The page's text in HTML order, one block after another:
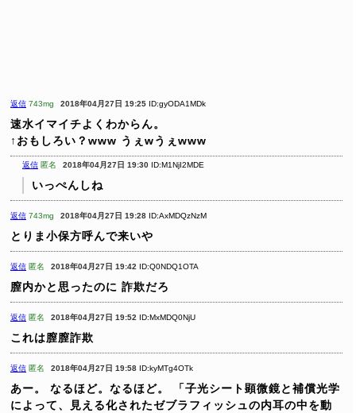
返信 743mg 2018年04月27日 19:25 ID:gyODA1MDk
速水イマイチよくわからん。
↑おもしろい？www うぇwうぇwww
返信 匿名 2018年04月27日 19:30 ID:M1NjI2MDE
いっぺんしね
返信 743mg 2018年04月27日 19:28 ID:AxMDQzNzM
とりま小保方呼んで来いや
返信 匿名 2018年04月27日 19:42 ID:Q0NDQ1OTA
膣内かと思ったのに 詐欺だろ
返信 匿名 2018年04月27日 19:52 ID:MxMDQ0NjU
これは膣膣詐欺
返信 匿名 2018年04月27日 19:58 ID:kyMTg4OTk
あー。 なるほど。なるほど。
「子光シート顕微鏡と補償光学
によって、見える化されたゼブラフィッシュの内耳の中を動